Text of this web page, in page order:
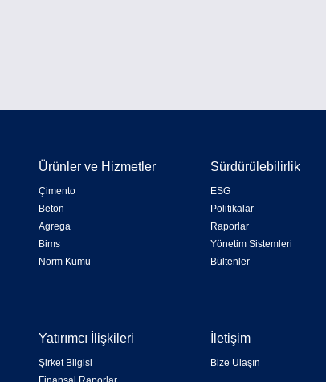
Ürünler ve Hizmetler
Çimento
Beton
Agrega
Bims
Norm Kumu
Sürdürülebilirlik
ESG
Politikalar
Raporlar
Yönetim Sistemleri
Bültenler
Yatırımcı İlişkileri
Şirket Bilgisi
İletişim
Bize Ulaşın